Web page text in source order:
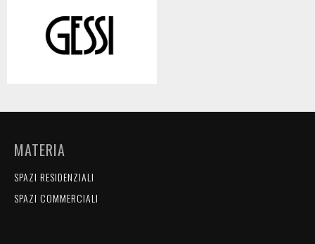
MATERIA
SPAZI RESIDENZIALI
SPAZI COMMERCIALI